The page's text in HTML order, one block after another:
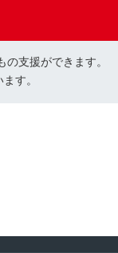
支援ができます。
す。